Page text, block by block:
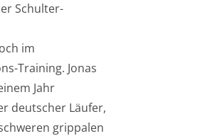
Schulter-
im
Training. Jonas
Jahr
deutscher Läufer,
grippalen